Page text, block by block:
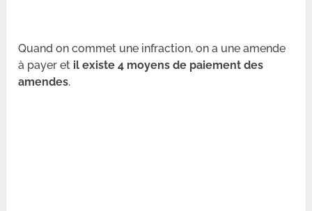
Quand on commet une infraction, on a une amende
à payer et il existe 4 moyens de paiement des
amendes.